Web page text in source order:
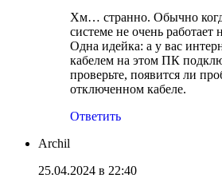
Хм… странно. Обычно
системе не очень работает
Одна идейка: а у вас
кабелем на этом ПК
проверьте, появится ли
отключенном кабеле.
Ответить
Archil
25.04.2024 в 22:40